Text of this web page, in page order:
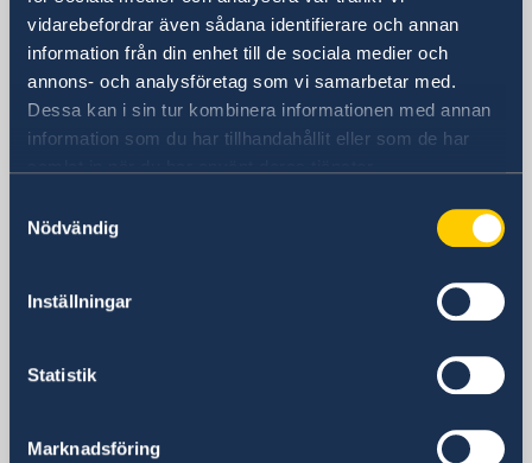
vidarebefordrar även sådana identifierare och annan
information från din enhet till de sociala medier och
annons- och analysföretag som vi samarbetar med.
Dessa kan i sin tur kombinera informationen med annan
information som du har tillhandahållit eller som de har
Nödvändig
Inställningar
Statistik
Marknadsföring
Sverige i Singapore
Sveriges ambassad
Besöksadress
#14-03 Millenia Tower
Singapore 039192
Sveriges Ambassad Singapore
#14-03 Millenia Tower
Singapore 039192
+65-6415 9720